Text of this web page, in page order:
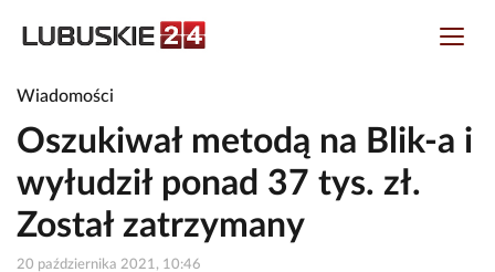
Wiadomości
Oszukiwał metodą na Blik-a i
wyłudził ponad 37 tys. zł.
Został zatrzymany
20 października 2021, 10:46